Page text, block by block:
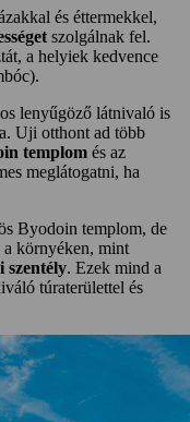
és éttermekkel,
szolgálnak fel.
a helyiek kedvence
lenyűgöző látnivaló is
Uji otthont ad több
templom és az
meglátogatni, ha
Byodoin templom, de
a környéken, mint
szentély. Ezek mind a
túraterülettel és